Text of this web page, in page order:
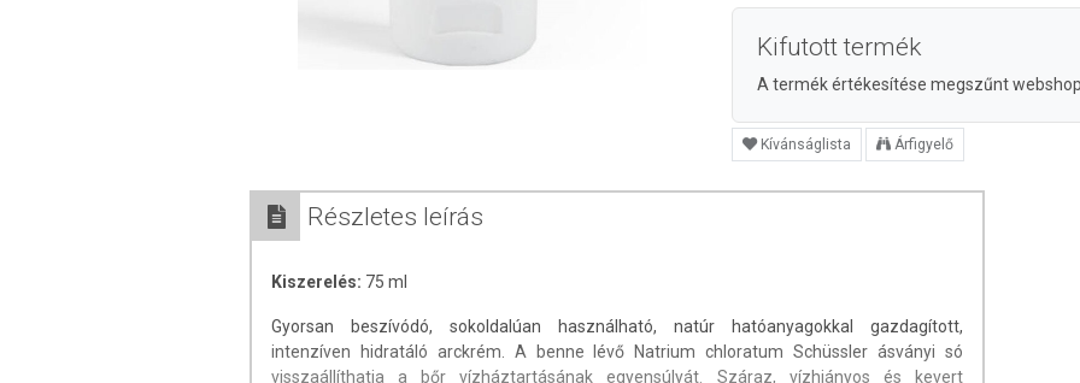
Kifutott termék
A termék értékesítése megszűnt
Kívánságlista Árfigyelő
Részletes leírás
Kiszerelés: 75 ml
Gyorsan beszívódó, sokoldalúan használható, natúr hatóanyagokkal gazdagított,
intenzíven hidratáló arckrém. A benne lévő Natrium chloratum Schüssler ásványi só
visszaállíthatja a bőr vízháztartásának egyensúlyát. Száraz, vízhiányos és kevert